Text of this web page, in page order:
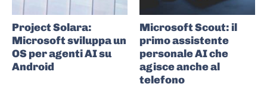
Project Solara:
Microsoft sviluppa un
OS per agenti AI su
Android
Microsoft Scout: il
primo assistente
personale AI che
agisce anche al
telefono